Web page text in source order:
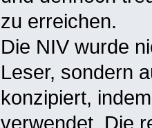
zu erreichen.
Die NIV wurde
Leser, sondern
konzipiert,
verwendet. Die